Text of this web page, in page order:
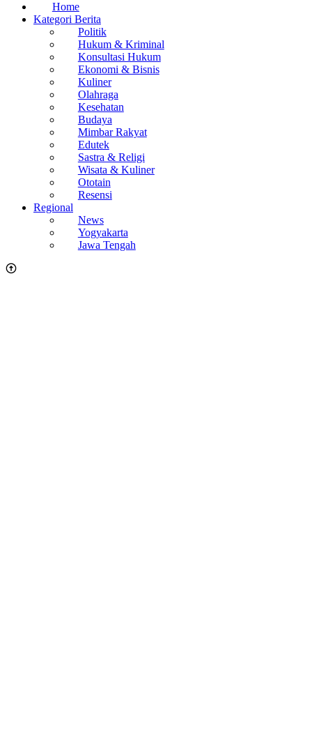
Home
Kategori Berita
Politik
Hukum & Kriminal
Konsultasi Hukum
Ekonomi & Bisnis
Kuliner
Olahraga
Kesehatan
Budaya
Mimbar Rakyat
Edutek
Sastra & Religi
Wisata & Kuliner
Ototain
Resensi
Regional
News
Yogyakarta
Jawa Tengah